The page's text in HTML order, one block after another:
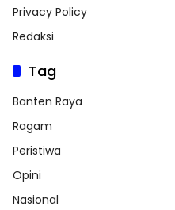
Privacy Policy
Redaksi
Tag
Banten Raya
Ragam
Peristiwa
Opini
Nasional